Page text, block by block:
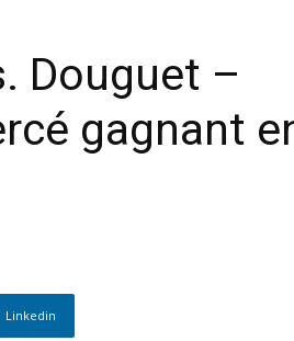
Douguet –
gagnant
Linkedin